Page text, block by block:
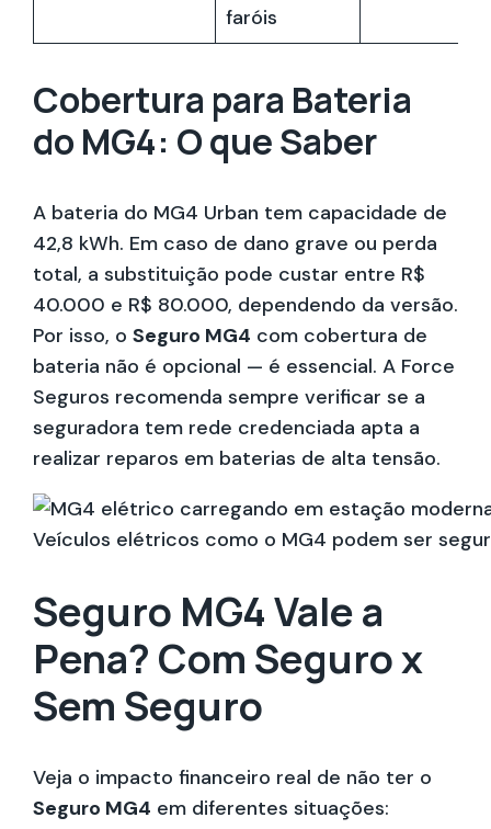
faróis
Cobertura para Bateria
do MG4: O que Saber
A bateria do MG4 Urban tem capacidade de
42,8 kWh. Em caso de dano grave ou perda
total, a substituição pode custar entre R$
40.000 e R$ 80.000, dependendo da versão.
Por isso, o Seguro MG4 com cobertura de
bateria não é opcional — é essencial. A Force
Seguros recomenda sempre verificar se a
seguradora tem rede credenciada apta a
realizar reparos em baterias de alta tensão.
Veículos elétricos como o MG4 podem ser
Seguro MG4 Vale a
Pena? Com Seguro x
Sem Seguro
Veja o impacto financeiro real de não ter o
Seguro MG4 em diferentes situações: